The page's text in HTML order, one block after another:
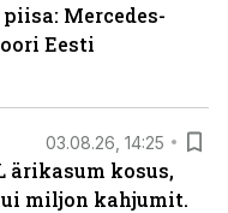
Mercedes-
Eesti
03.08.26, 14:25
ärikasum kosus,
miljon kahjumit.